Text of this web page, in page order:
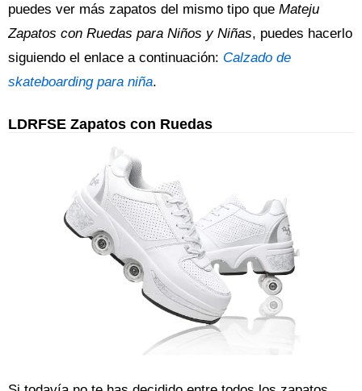
puedes ver más zapatos del mismo tipo que Mateju
Zapatos con Ruedas para Niños y Niñas, puedes hacerlo
siguiendo el enlace a continuación: Calzado de
skateboarding para niña.
LDRFSE Zapatos con Ruedas